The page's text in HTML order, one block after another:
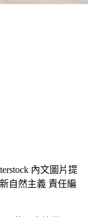
內文圖片提
自然主義 責任編